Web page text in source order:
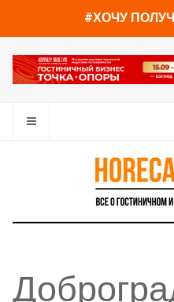
#ХОЧУ